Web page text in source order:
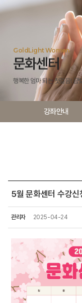
GoldLight Women
문화센터
행복한 엄마 되는 첫걸음! 금
강좌안내
5월 문화센터 수강
관리자 2025-04-24